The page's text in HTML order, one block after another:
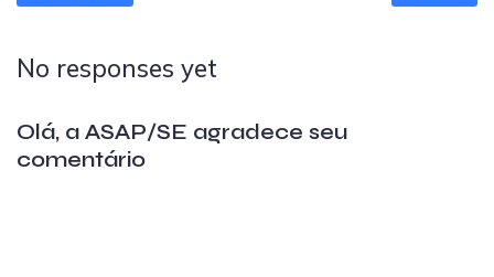
No responses yet
Olá, a ASAP/SE agradece seu
comentário